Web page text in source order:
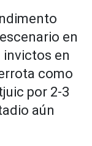
en
invictos en
como
por 2-3
aún